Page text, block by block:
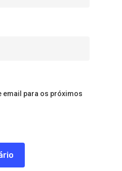
email para os próximos